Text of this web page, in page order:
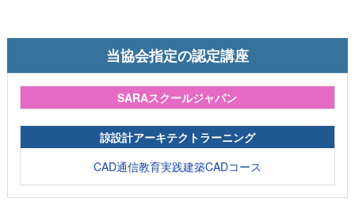
当協会指定の認定講座
SARAスクールジャパン
諒設計アーキテクトラーニング
CAD通信教育実践建築CADコース